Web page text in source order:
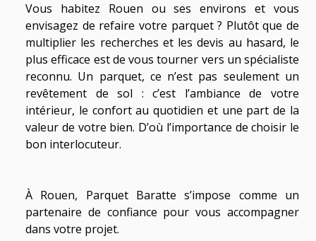
Vous habitez Rouen ou ses environs et vous
envisagez de refaire votre parquet ? Plutôt que de
multiplier les recherches et les devis au hasard, le
plus efficace est de vous tourner vers un spécialiste
reconnu. Un parquet, ce n’est pas seulement un
revêtement de sol : c’est l’ambiance de votre
intérieur, le confort au quotidien et une part de la
valeur de votre bien. D’où l’importance de choisir le
bon interlocuteur.
À Rouen, Parquet Baratte s’impose comme un
partenaire de confiance pour vous accompagner
dans votre projet.